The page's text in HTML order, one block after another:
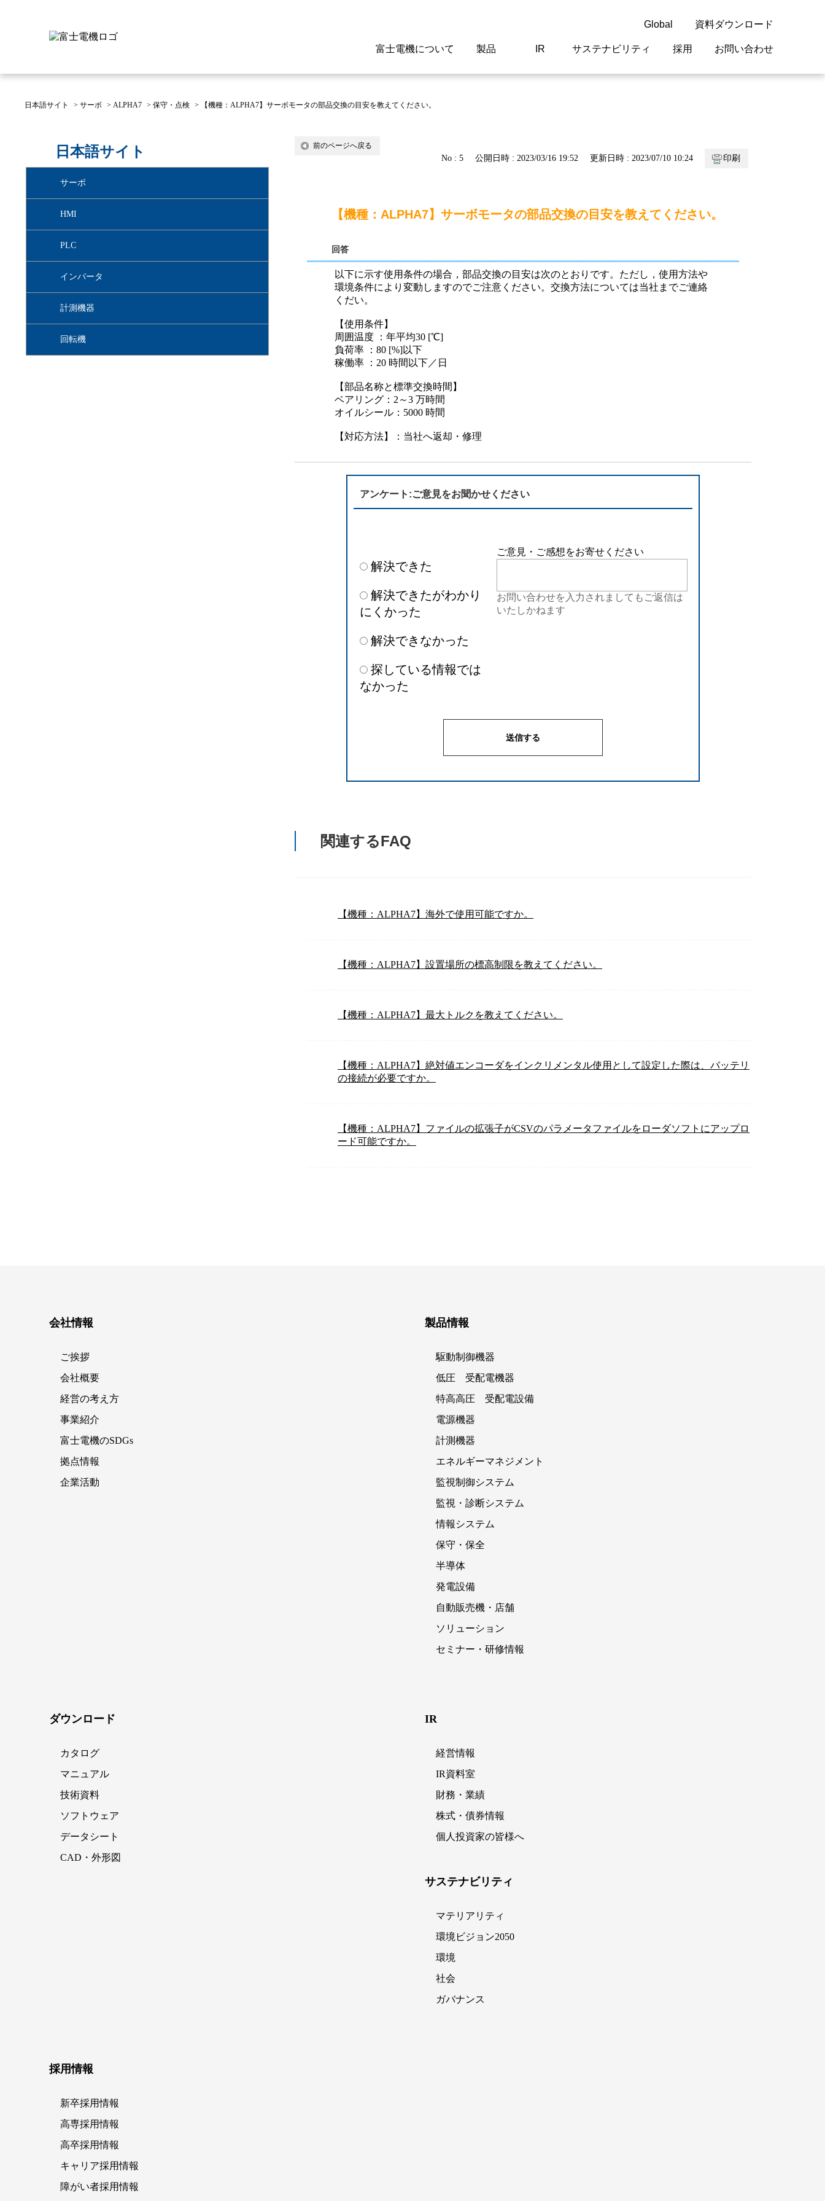
Global
閉じる
資料ダウンロード
富士電機について
富士電機についてのトップ
へ
ご挨拶
製品
駆動制御機器
情報システム 保守・保全
半導体 発電設備
自動販売機・店舗
セミナー・研修情報
IR
株主・投資家情報のトップ
へ
経営情報
サステナビリティ
サステナビリティのトップ
へ
マテリアリティ
採用
新卒採用情報
お問い合わせ
よくあるご質問
日本語サイト > サーボ > ALPHA7 > 保守・点検 > 【機種：ALPHA7】サーボモータの部品交換の目安を教えてください。
日本語サイト
サーボ
HMI
PLC
インバータ
計測機器
回転機
前のページへ戻る
No : 5 公開日時 : 2023/03/16 19:52 更新日時 : 2023/07/10 10:24 印刷
【機種：ALPHA7】サーボモータの部品交換の目安を教えてください。
回答
以下に示す使用条件の場合，部品交換の目安は次のとおりです。ただし，使用方法や
環境条件により変動しますのでご注意ください。交換方法については当社までご連絡
くだい。
【使用条件】
周囲温度 ：年平均30 [℃]
負荷率 ：80 [%]以下
稼働率 ：20 時間以下／日
【部品名称と標準交換時間】
ベアリング：2～3 万時間
オイルシール：5000 時間
【対応方法】：当社へ返却・修理
アンケート:ご意見をお聞かせください
解決できた
解決できたがわかり
にくかった
解決できなかった
探している情報では
なかった
ご意見・ご感想をお寄せください
お問い合わせを入力されましてもご返信は
いたしかねます
関連するFAQ
【機種：ALPHA7】海外で使用可能ですか。
【機種：ALPHA7】設置場所の標高制限を教えてください。
【機種：ALPHA7】最大トルクを教えてください。
【機種：ALPHA7】絶対値エンコーダをインクリメンタル使用として設定した際は、バッテリ
の接続が必要ですか。
【機種：ALPHA7】ファイルの拡張子がCSVのパラメータファイルをローダソフトにアップロ
ード可能ですか。
会社情報
ご挨拶
会社概要
経営の考え方
事業紹介
富士電機のSDGs
拠点情報
企業活動
製品情報
駆動制御機器
低圧 受配電機器
特高高圧 受配電設備
電源機器
計測機器
エネルギーマネジメント
監視制御システム
監視・診断システム
情報システム
保守・保全
半導体
発電設備
自動販売機・店舗
ソリューション
セミナー・研修情報
ダウンロード
カタログ
マニュアル
技術資料
ソフトウェア
データシート
CAD・外形図
IR
経営情報
IR資料室
財務・業績
株式・債券情報
個人投資家の皆様へ
サステナビリティ
マテリアリティ
環境ビジョン2050
環境
社会
ガバナンス
採用情報
新卒採用情報
高専採用情報
高卒採用情報
キャリア採用情報
障がい者採用情報